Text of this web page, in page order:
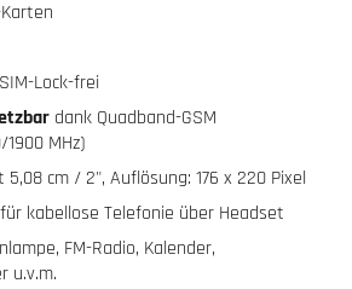
Lock-frei
dank Quadband-GSM
MHz)
5,08 cm / 2", Auflösung: 176 x 220 Pixel
für kabellose Telefonie über Headset
FM-Radio, Kalender,
u.v.m.